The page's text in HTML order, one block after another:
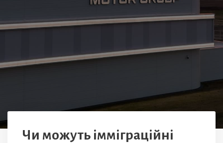
Чи можуть імміграційні